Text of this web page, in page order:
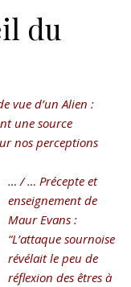
du
vue d’un Alien :
une source
nos perceptions
… / … Précepte et
enseignement de
Maur Evans :
“L’attaque sournoise
révélait le peu de
réflexion des êtres à